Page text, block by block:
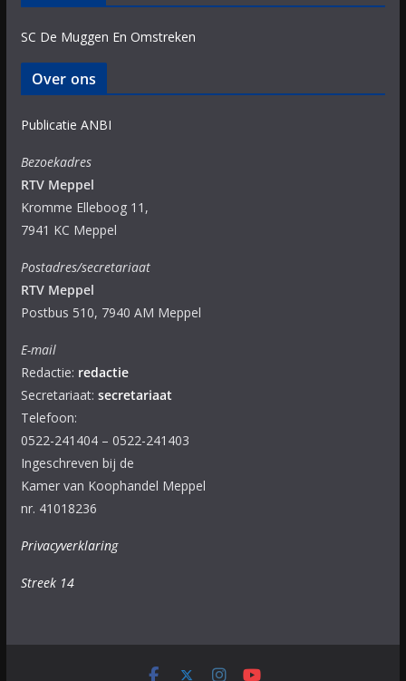
SC De Muggen En Omstreken
Over ons
Publicatie ANBI
Bezoekadres
RTV Meppel
Kromme Elleboog 11,
7941 KC Meppel
Postadres/secretariaat
RTV Meppel
Postbus 510, 7940 AM Meppel
E-mail
Redactie: redactie
Secretariaat: secretariaat
Telefoon:
0522-241404 – 0522-241403
Ingeschreven bij de
Kamer van Koophandel Meppel
nr. 41018236
Privacyverklaring
Streek 14